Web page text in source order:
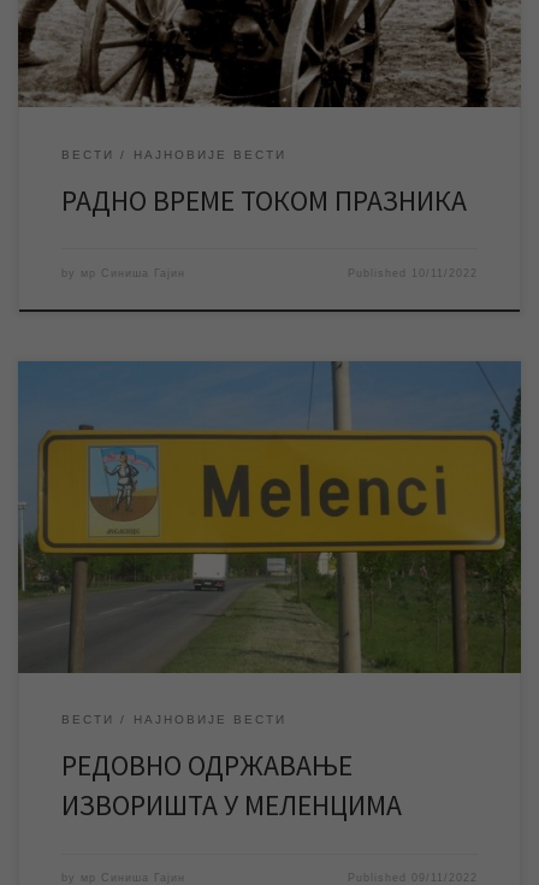
петак 11. новембра, неће […]
ВЕСТИ НАЈНОВИЈЕ ВЕСТИ
РАДНО ВРЕМЕ ТОКОМ ПРАЗНИКА
by мр Синиша Гајин Published 10/11/2022
У четвртак 10. новембра ЈКП „Водовод и канализација“
Зрењанин изводиће планиране радове на редовном
одржавању изворишта у Меленцима. У четвртак 10. новембра
ЈКП „Водовод и канализација“ Зрењанин изводиће планиране
радове у склопу редовног одржавања изворишта одакле се
водом снабдева насељено место Меленци. Планирано је да
радови трају од 9,30 до […]
ВЕСТИ НАЈНОВИЈЕ ВЕСТИ
РЕДОВНО ОДРЖАВАЊЕ
ИЗВОРИШТА У МЕЛЕНЦИМА
by мр Синиша Гајин Published 09/11/2022